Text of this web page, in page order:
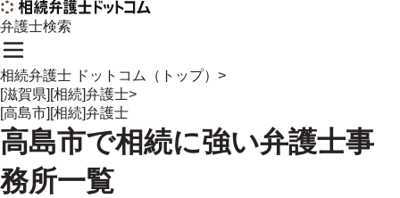
弁護士検索
相続弁護士 ドットコム（トップ） >
[滋賀県][相続]弁護士>
[高島市][相続]弁護士
高島市で相続に強い弁護士事
務所一覧